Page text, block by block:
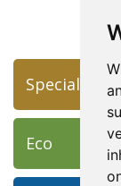
Specials
Eco